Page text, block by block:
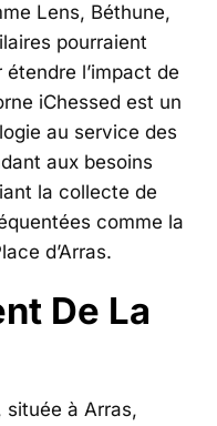
Lens, Béthune,
pourraient
l’impact de
iChessed est un
au service des
aux besoins
la collecte de
comme la
d’Arras.
De La
située à Arras,